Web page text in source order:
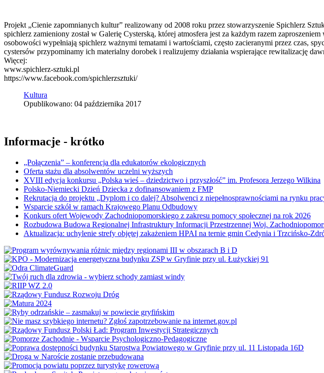
Projekt „Cienie zapomnianych kultur” realizowany od 2008 roku przez stowarzyszenie Spichlerz
spichlerz zamieniony został w Galerię Cysterską, której atmosfera jest za każdym razem
osobowości wypełniają spichlerz ważnymi tematami i wartościami, często zacieranymi przez czas,
cystersów przypominamy ich materialny dorobek i realizujemy działania wspierające rewitalizację
Więcej:
www.spichlerz-sztuki.pl
https://www.facebook.com/spichlerzsztuki/
Kultura
Opublikowano: 04 października 2017
Informacje - krótko
„Połączenia” – konferencja dla edukatorów ekologicznych
Oferta stażu dla absolwentów uczelni wyższych
XVIII edycja konkursu „Polska wieś – dziedzictwo i przyszłość” im. Profesora Jerzego Wilkina
Polsko-Niemiecki Dzień Dziecka z dofinansowaniem z FMP
Rekrutacja do projektu „Dyplom i co dalej? Absolwenci z niepełnosprawnościami na rynku
Wsparcie szkół w ramach Krajowego Planu Odbudowy
Konkurs ofert Wojewody Zachodniopomorskiego z zakresu pomocy społecznej na rok 2026
Rozbudowa Budowa Regionalnej Infrastruktury Informacji Przestrzennej Woj.
Aktualizacja: uchylenie strefy objętej zakażeniem HPAI na ternie gmin Cedynia i Trzcińsko-